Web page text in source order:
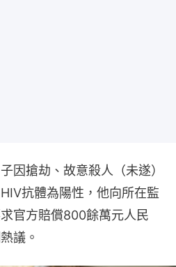
因搶劫、故意殺人（未遂）
抗體為陽性，他向所在監
官方賠償800餘萬元人民
議。